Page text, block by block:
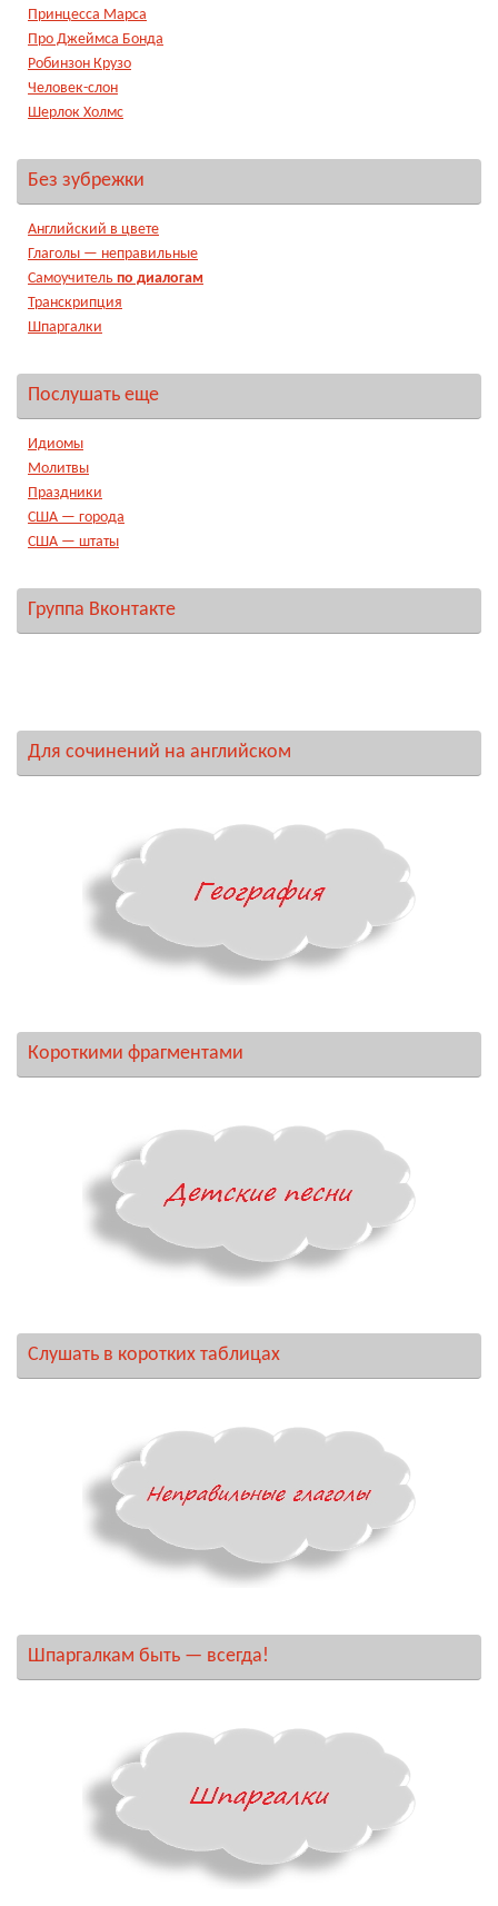
Принцесса Марса
Про Джеймса Бонда
Робинзон Крузо
Человек-слон
Шерлок Холмс
Без зубрежки
Английский в цвете
Глаголы — неправильные
Самоучитель по диалогам
Транскрипция
Шпаргалки
Послушать еще
Идиомы
Молитвы
Праздники
США — города
США — штаты
Группа Вконтакте
Для сочинений на английском
Короткими фрагментами
Слушать в коротких таблицах
Шпаргалкам быть — всегда!